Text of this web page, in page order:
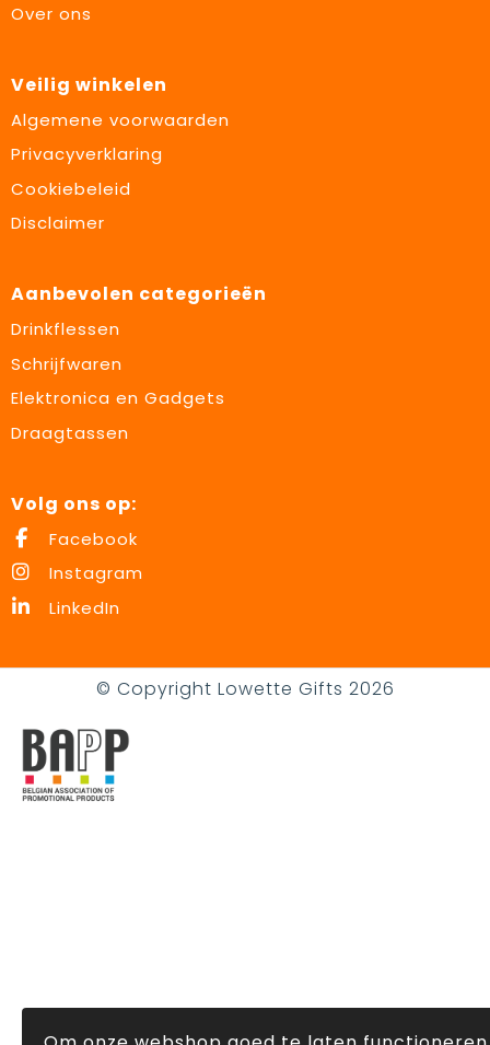
Over ons
Veilig winkelen
Algemene voorwaarden
Privacyverklaring
Cookiebeleid
Disclaimer
Aanbevolen categorieën
Drinkflessen
Schrijfwaren
Elektronica en Gadgets
Draagtassen
Volg ons op:
Facebook
Instagram
LinkedIn
© Copyright Lowette Gifts 2026